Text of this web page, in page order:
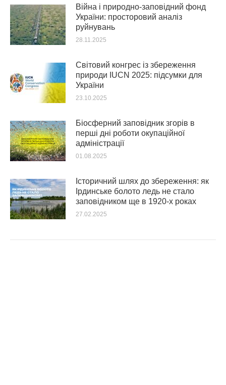
Війна і природно-заповідний фонд
України: просторовий аналіз
руйнувань
28.11.2025
Світовий конгрес із збереження
природи IUCN 2025: підсумки для
України
23.10.2025
Біосферний заповідник згорів в
перші дні роботи окупаційної
адміністрації
01.08.2025
Історичний шлях до збереження: як
Ірдинське болото ледь не стало
заповідником ще в 1920-х роках
27.02.2025